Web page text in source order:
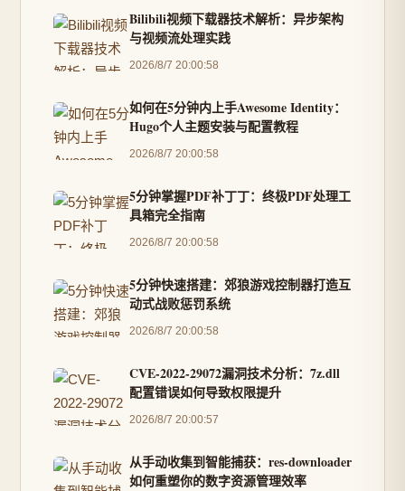
Bilibili视频下载器技术解析：异步架构
与视频流处理实践
2026/8/7 20:00:58
如何在5分钟内上手Awesome Identity：
Hugo个人主题安装与配置教程
2026/8/7 20:00:58
5分钟掌握PDF补丁丁：终极PDF处理工
具箱完全指南
2026/8/7 20:00:58
5分钟快速搭建：郊狼游戏控制器打造互
动式战败惩罚系统
2026/8/7 20:00:58
CVE-2022-29072漏洞技术分析：7z.dll
配置错误如何导致权限提升
2026/8/7 20:00:57
从手动收集到智能捕获：res-downloader
如何重塑你的数字资源管理效率